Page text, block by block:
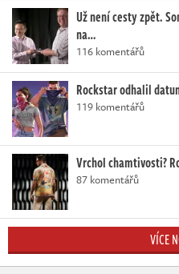
Už není cesty zpět.
na…
116 komentářů
Rockstar odhalil
119 komentářů
Vrchol chamtivosti?
87 komentářů
VÍCE